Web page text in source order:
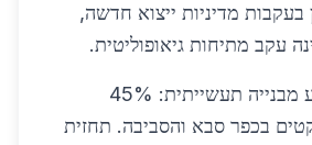
בעקבות מדיניות ייצוא חדשה,
עקב מתיחות גיאופוליטית.
ביקוש מרכזי מגיע מבנייה תעשייתית: 45%
בכפר סבא והסביבה. תחזית